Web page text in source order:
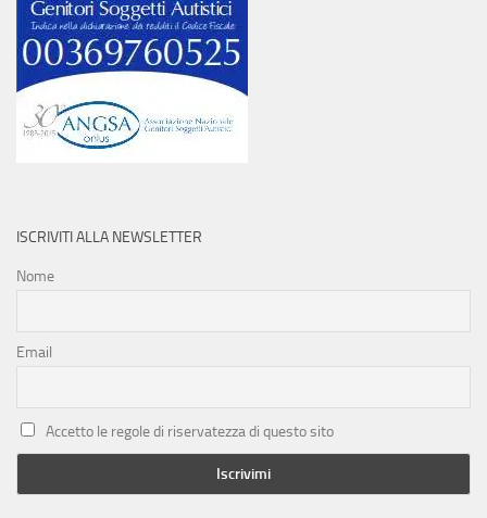
ISCRIVITI ALLA NEWSLETTER
Nome
Email
Accetto le regole di riservatezza di questo sito